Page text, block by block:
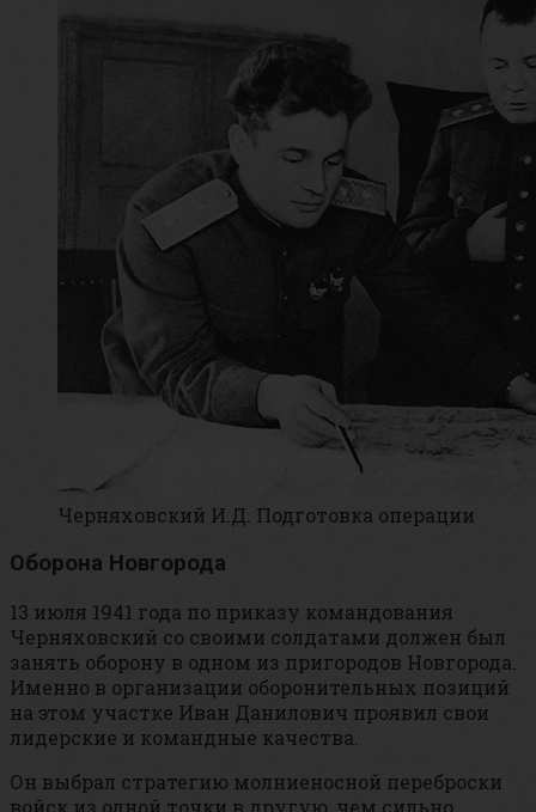
Черняховский И.Д. Подготовка операции
Оборона Новгорода
13 июля 1941 года по приказу командования
Черняховский со своими солдатами должен был
занять оборону в одном из пригородов Новгорода.
Именно в организации оборонительных позиций
на этом участке Иван Данилович проявил свои
лидерские и командные качества.
Он выбрал стратегию молниеносной переброски
войск из одной точки в другую, чем сильно